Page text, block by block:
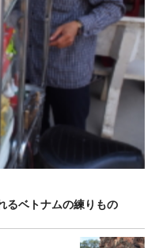
るベトナムの練りもの